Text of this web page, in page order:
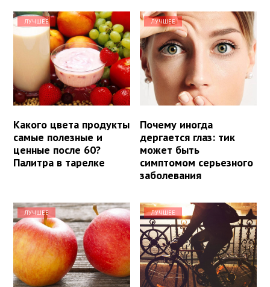
ЛУЧШЕЕ
Какого цвета продукты
самые полезные и
ценные после 60?
Палитра в тарелке
ЛУЧШЕЕ
Почему иногда
дергается глаз: тик
может быть
симптомом серьезного
заболевания
ЛУЧШЕЕ ЛУЧШЕЕ